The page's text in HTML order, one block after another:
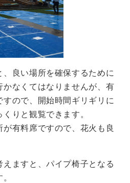
、良い場所を確保するために
なくてはなりませんが、有
ので、開始時間ギリギリに
りと観覧できます。
有料席ですので、花火も良
ますと、パイプ椅子となる